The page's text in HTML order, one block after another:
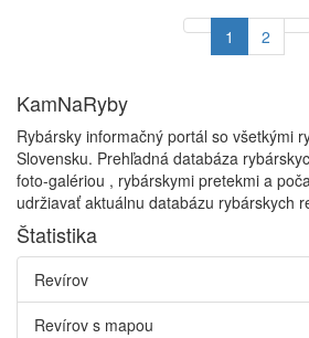
1 2
KamNaRyby
Rybársky informačný portál so všetkými
Slovensku. Prehľadná databáza
foto-galériou , rybárskymi pretekmi a
udržiavať aktuálnu databázu rybárskych
Štatistika
Revírov
Revírov s mapou